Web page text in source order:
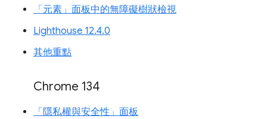
「元素」面板中的無障礙樹狀檢視
Lighthouse 12.4.0
其他重點
Chrome 134
「隱私權與安全性」面板